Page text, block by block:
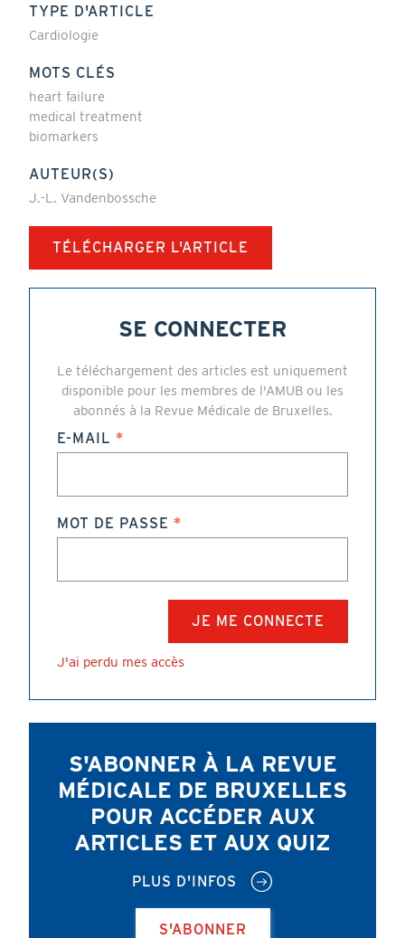
TYPE D'ARTICLE
Cardiologie
MOTS CLÉS
heart failure
medical treatment
biomarkers
AUTEUR(S)
J.-L. Vandenbossche
TÉLÉCHARGER L'ARTICLE
SE CONNECTER
Le téléchargement des articles est uniquement
disponible pour les membres de l'AMUB ou les
abonnés à la Revue Médicale de Bruxelles.
E-MAIL
MOT DE PASSE
J'ai perdu mes accès
S'ABONNER À LA REVUE
MÉDICALE DE BRUXELLES
POUR ACCÉDER AUX
ARTICLES ET AUX QUIZ
PLUS D'INFOS
S'ABONNER